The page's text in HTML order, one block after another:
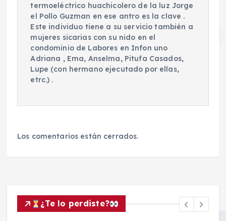
termoeléctrico huachicolero de la luz Jorge
el Pollo Guzman en ese antro es la clave .
Este individuo tiene a su servicio también a
mujeres sicarias con su nido en el
condominio de Labores en Infon uno
Adriana , Ema, Anselma, Pitufa Casados,
Lupe (con hermano ejecutado por ellas,
etrc.) .
Los comentarios están cerrados.
¿Te lo perdiste?